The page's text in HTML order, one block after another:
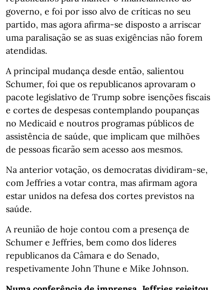
governo, e foi por isso alvo de críticas no seu
partido, mas agora afirma-se disposto a arriscar
uma paralisação se as suas exigências não forem
atendidas.
A principal mudança desde então, salientou
Schumer, foi que os republicanos aprovaram o
pacote legislativo de Trump sobre isenções fiscais
e cortes de despesas contemplando poupanças
no Medicaid e noutros programas públicos de
assistência de saúde, que implicam que milhões
de pessoas ficarão sem acesso aos mesmos.
Na anterior votação, os democratas dividiram-se,
com Jeffries a votar contra, mas afirmam agora
estar unidos na defesa dos cortes previstos na
saúde.
A reunião de hoje contou com a presença de
Schumer e Jeffries, bem como dos líderes
republicanos da Câmara e do Senado,
respetivamente John Thune e Mike Johnson.